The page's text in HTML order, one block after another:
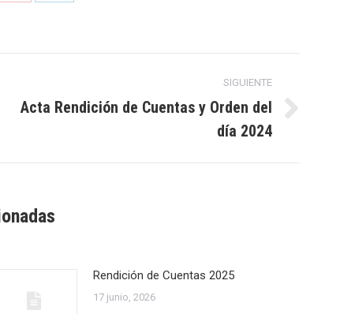
SIGUIENTE
Publicación
Acta Rendición de Cuentas y Orden del
día 2024
Rendición de Cuentas 2025
17 junio, 2026